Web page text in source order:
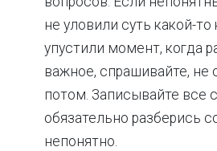
не уловили суть какой-
упустили момент, когда
важное, спрашивайте, не
потом. Записывайте все
обязательно разберись
непонятно.